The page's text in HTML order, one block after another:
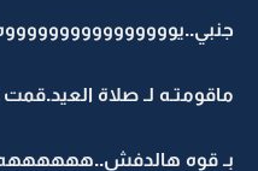
ماقومتـه لـ صلاة
بـ قوه